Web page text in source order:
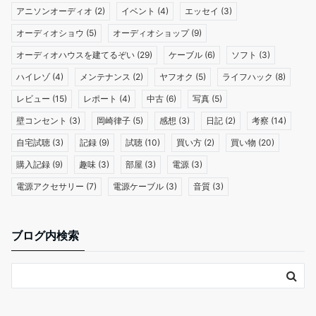
アニソンオーディオ (2) イベント (4) エッセイ (3)
オーディオショウ (5) オーディオショップ(9)
オーディオハウスを建てるぞい (29) ケーブル (6) ソフト (3)
ハイレゾ (4) メンテナンス (2) ヤフオク (5) ライフハック (8)
レビュー (15) レポート (4) 中古 (6) 写真 (5)
壁コンセント (3) 岡崎律子 (5) 感想 (3) 日記 (2) 考察 (14)
自宅試聴 (3) 記録 (9) 試聴 (10) 買い方 (2) 買い物 (20)
購入記録 (9) 趣味 (3) 部屋 (3) 電源 (3)
電源アクセサリー (7) 電源ケーブル (3) 音質 (3)
ブログ内検索